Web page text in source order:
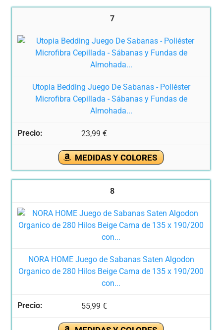
7
Utopia Bedding Juego De Sabanas - Poliéster
Microfibra Cepillada - Sábanas y Fundas de
Almohada...
23,99 €
MEDIDAS Y COLORES
8
NORA HOME Juego de Sabanas Saten Algodon
Organico de 280 Hilos Beige Cama de 135 x 190/200
con...
55,99 €